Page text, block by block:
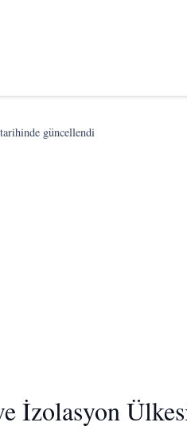
tarihinde güncellendi
İzolasyon